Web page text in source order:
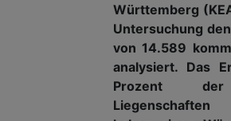
Württemberg
Untersuchung
von 14.589
analysiert. Das
Prozent der